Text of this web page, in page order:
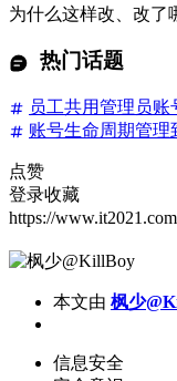
为什么这样改、改了
热门话题
员工共用管理员
账号生命周期管理
点赞
登录收藏
https://
本文由 枫少
信息安全